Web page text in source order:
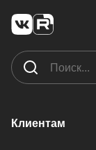
Клиентам